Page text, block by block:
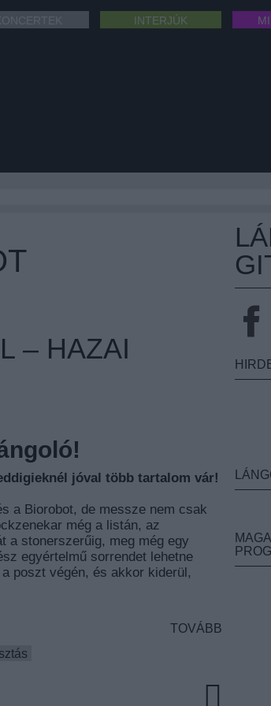
INTERJÚK
– HAZAI
jóval több tartalom vár!
a Biorobot, de messze nem csak
még a listán, az
a stonerszerűig, meg még egy
egyértelmű sorrendet lehetne
poszt végén, és akkor kiderül,
TOVÁBB